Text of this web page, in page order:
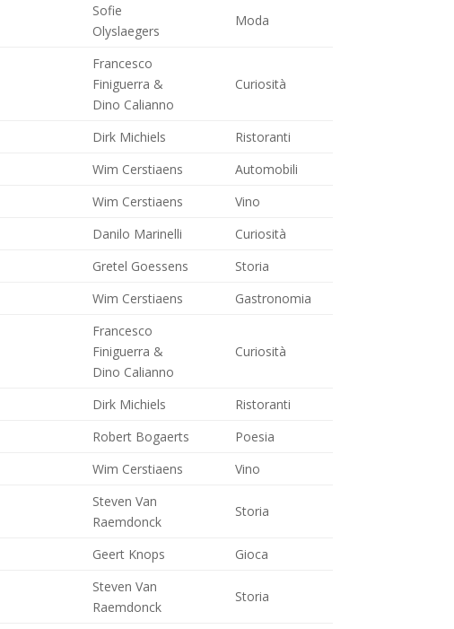
Sofie
Olyslaegers
Moda
Francesco
Finiguerra &
Dino Calianno
Curiosità
Dirk Michiels
Ristoranti
Wim Cerstiaens
Automobili
Wim Cerstiaens
Vino
Danilo Marinelli
Curiosità
Gretel Goessens
Storia
Wim Cerstiaens Gastronomia
Francesco
Finiguerra &
Dino Calianno
Curiosità
Dirk Michiels
Ristoranti
Robert Bogaerts
Poesia
Wim Cerstiaens Vino
Steven Van
Raemdonck
Storia
Geert Knops Gioca
Steven Van
Raemdonck
Storia